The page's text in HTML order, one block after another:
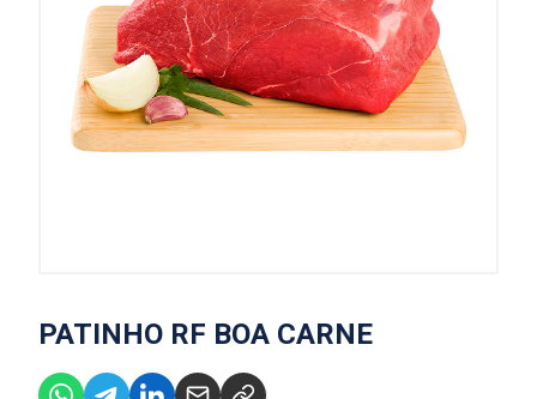
PATINHO RF BOA CARNE